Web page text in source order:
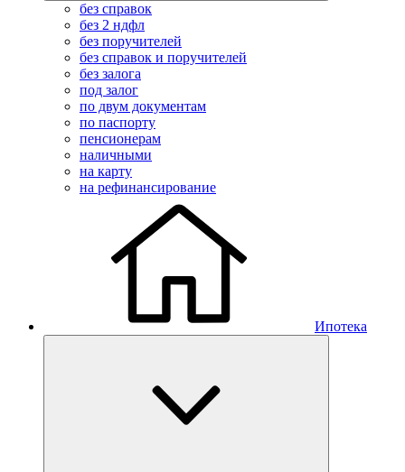
без справок
без 2 ндфл
без поручителей
без справок и поручителей
без залога
под залог
по двум документам
по паспорту
пенсионерам
наличными
на карту
на рефинансирование
Ипотека